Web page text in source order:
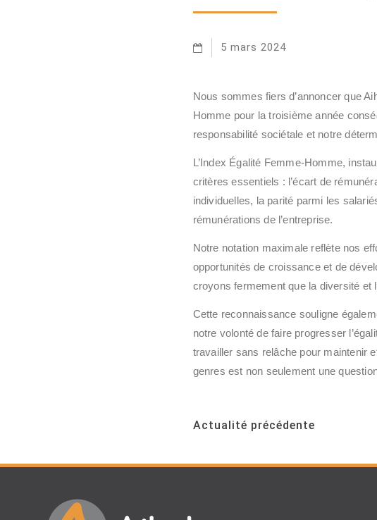
5 mars 2024
Nous sommes fiers d’annoncer que
Homme pour la troisième année
responsabilité sociétale et notre
L’Index Égalité Femme-Homme,
critères essentiels : l’écart de
individuelles, la parité parmi les
rémunérations de l’entreprise.
Notre notation maximale reflète nos
opportunités de croissance et de
croyons fermement que la diversité et
Cette reconnaissance souligne
notre volonté de faire progresser
travailler sans relâche pour maintenir
genres est non seulement une
Lire la suite
Actualité précédente